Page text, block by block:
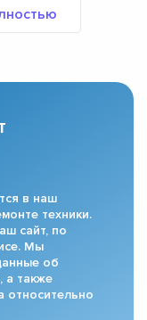
в наш
техники.
сайт, по
Мы
об
а также
относительно